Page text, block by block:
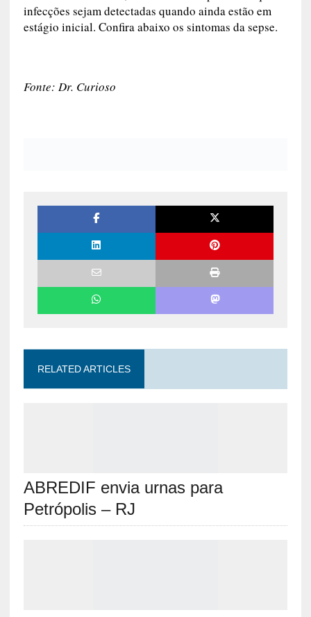
infecções sejam detectadas quando ainda estão em
estágio inicial. Confira abaixo os sintomas da sepse.
Fonte: Dr. Curioso
RELATED ARTICLES
ABREDIF envia urnas para
Petrópolis – RJ